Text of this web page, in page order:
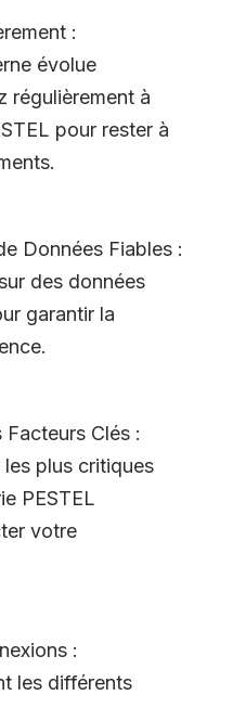
:
évolue
régulièrement à
pour rester à
Données Fiables :
des données
garantir la
Facteurs Clés :
plus critiques
PESTEL
votre
:
les différents